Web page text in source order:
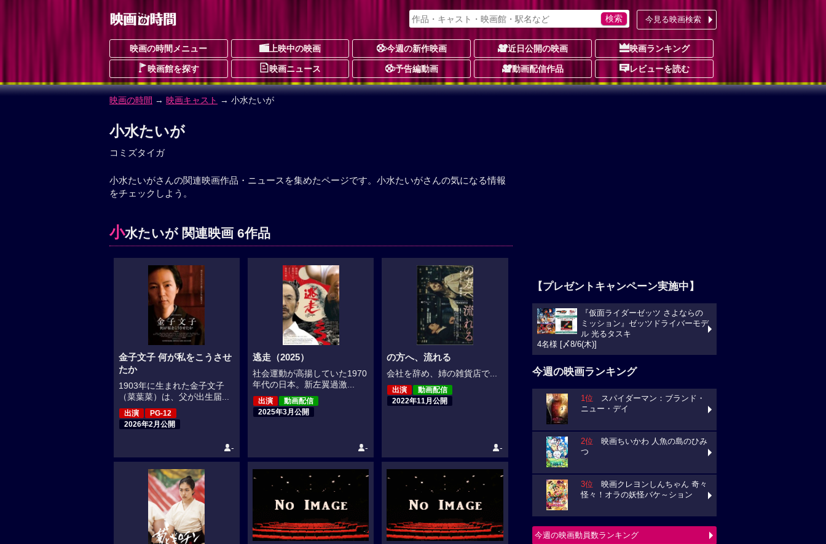
今見る映画検索
映画の時間メニュー 上映中の映画 今週の新作映画 近日公開の映画 映画ランキング
映画館を探す 映画ニュース 予告編動画 動画配信作品 レビューを読む
映画の時間 → 映画キャスト → 小水たいが
小水たいが
コミズタイガ
小水たいがさんの関連映画作品・ニュースを集めたページです。小水たいがさんの気になる情報
をチェックしよう。
小水たいが 関連映画 6作品
金子文子 何が私をこうさせ
たか
1903年に生まれた金子文子
（菜葉菜）は、父が出生届...
出演
PG-12
2026年2月公開
-
逃走（2025）
社会運動が高揚していた1970
年代の日本。新左翼過激...
出演
動画配信
2025年3月公開
-
の方へ、流れる
会社を辞め、姉の雑貨店で...
出演
動画配信
2022年11月公開
-
【プレゼントキャンペーン実施中】
『仮面ライダーゼッツ さよならの
ミッション』ゼッツドライバーモデ
ル 光るタスキ
4名様 [〆8/6(木)]
今週の映画ランキング
1位 スパイダーマン：ブランド・
ニュー・デイ
2位 映画ちいかわ 人魚の島のひみ
つ
3位 映画クレヨンしんちゃん 奇々
怪々！オラの妖怪バケ～ション
今週の映画動員数ランキング